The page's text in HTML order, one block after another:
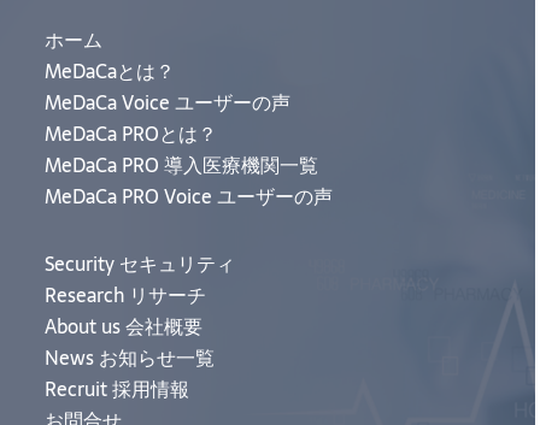
ホーム
MeDaCaとは？
MeDaCa Voice ユーザーの声
MeDaCa PROとは？
MeDaCa PRO 導入医療機関一覧
MeDaCa PRO Voice ユーザーの声
Security セキュリティ
Research リサーチ
About us 会社概要
News お知らせ一覧
Recruit 採用情報